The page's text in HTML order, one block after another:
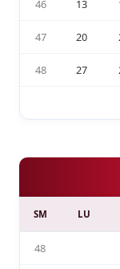
46 13
47 20
48 27
SM LU
48